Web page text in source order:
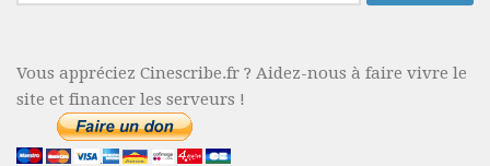
Vous appréciez Cinescribe.fr ? Aidez-nous à faire vivre le
site et financer les serveurs !